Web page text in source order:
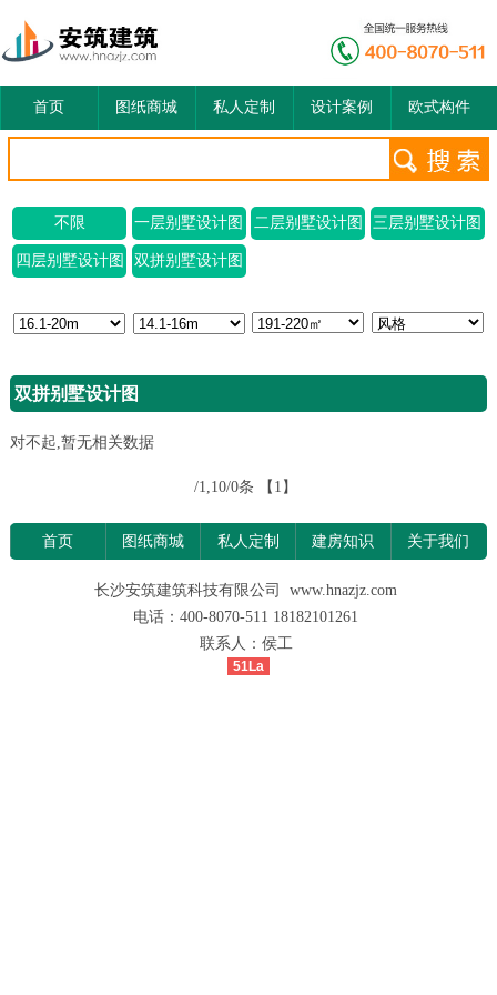
首页 图纸商城 私人定制 设计案例 欧式构件
不限 一层别墅设计图 二层别墅设计图 三层别墅设计图
四层别墅设计图 双拼别墅设计图
双拼别墅设计图
对不起,暂无相关数据
/1,10/0条 【1】
首页 图纸商城 私人定制 建房知识 关于我们
长沙安筑建筑科技有限公司 www.hnazjz.com
电话：400-8070-511 18182101261
联系人：侯工
51La